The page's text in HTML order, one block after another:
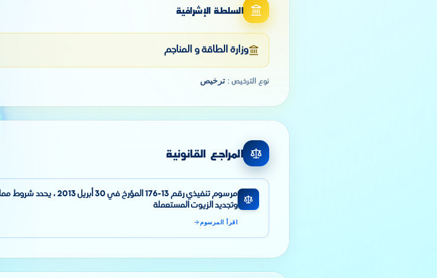
السلطة الإشرافية
وزارة الطاقة و المناجم
نوع الترخيص: ترخيص
المراجع القانونية
مرسوم تنفيذي رقم 13-176
وتجديد الزيوت المستعملة
اقرأ المرسوم